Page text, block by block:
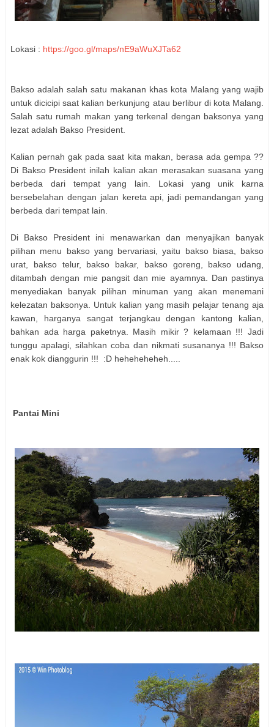
Lokasi : https://goo.gl/maps/nE9aWuXJTa62
Bakso adalah salah satu makanan khas kota Malang yang wajib
untuk dicicipi saat kalian berkunjung atau berlibur di kota Malang.
Salah satu rumah makan yang terkenal dengan baksonya yang
lezat adalah Bakso President.
Kalian pernah gak pada saat kita makan, berasa ada gempa ??
Di Bakso President inilah kalian akan merasakan suasana yang
berbeda dari tempat yang lain. Lokasi yang unik karna
bersebelahan dengan jalan kereta api, jadi pemandangan yang
berbeda dari tempat lain.
Di Bakso President ini menawarkan dan menyajikan banyak
pilihan menu bakso yang bervariasi, yaitu bakso biasa, bakso
urat, bakso telur, bakso bakar, bakso goreng, bakso udang,
ditambah dengan mie pangsit dan mie ayamnya. Dan pastinya
menyediakan banyak pilihan minuman yang akan menemani
kelezatan baksonya. Untuk kalian yang masih pelajar tenang aja
kawan, harganya sangat terjangkau dengan kantong kalian,
bahkan ada harga paketnya. Masih mikir ? kelamaan !!! Jadi
tunggu apalagi, silahkan coba dan nikmati susananya !!! Bakso
enak kok dianggurin !!! :D heheheheheh.....
Pantai Mini